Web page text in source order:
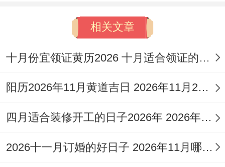
农历:二零二六年九月廿八 属猴
岁次:丙午年戊戌月丙戌日岁煞北
甲子五行:火 十二神:开执位 值神:金匮（黄
道日）
彭祖百忌:丙不修灶 戌不吃犬
西北
相关文章
十月份宜领证黄历2026 十月适合领证的好日子2026年
阳历2026年11月黄道吉日 2026年11月26日阳历黄道吉日
四月适合装修开工的日子2026年 2026年四月份适合装修开工的黄道吉日
2026十一月订婚的好日子 2026年11月哪天订婚好